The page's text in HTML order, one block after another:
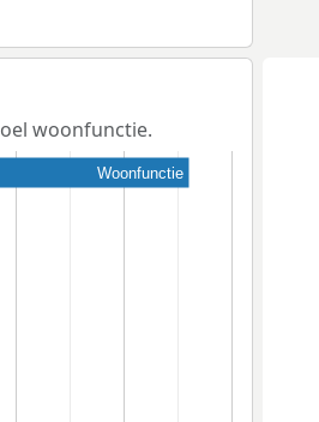
woonfunctie.
Woonfunctie